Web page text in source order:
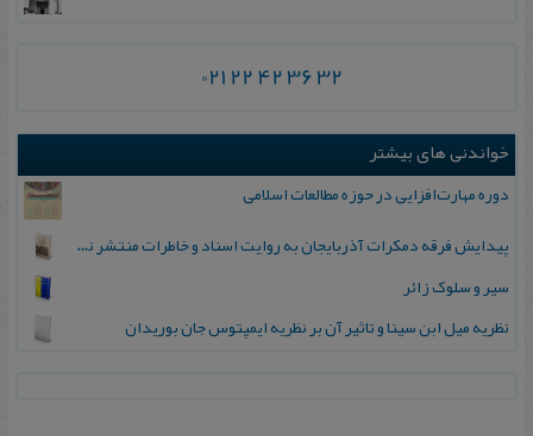
021 22 42 36 32
خواندنی های بیشتر
دوره مهارت‌افزایی در حوزه مطالعات اسلامی
پیدایش‌ فرقه‌ دمکرات‌ آذربایجان‌ به‌ روایت‌ اسناد و خاطرات‌ منتشر نشده‌
سیر و س‍ل‍وک‌ زائ‍ر
نظریه میل ابن سینا و تاثیر آن بر نظریه ایمپتوس جان بوریدان